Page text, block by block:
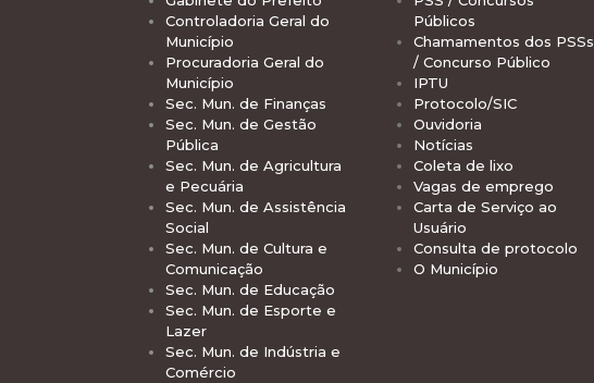
Controladoria Geral do
Município
Procuradoria Geral do
Município
Sec. Mun. de Finanças
Sec. Mun. de Gestão
Pública
Sec. Mun. de Agricultura
e Pecuária
Sec. Mun. de Assistência
Social
Sec. Mun. de Cultura e
Comunicação
Sec. Mun. de Educação
Sec. Mun. de Esporte e
Lazer
Sec. Mun. de Indústria e
Comércio
Públicos
Chamamentos dos PSSs
/ Concurso Público
IPTU
Protocolo/SIC
Ouvidoria
Notícias
Coleta de lixo
Vagas de emprego
Carta de Serviço ao
Usuário
Consulta de protocolo
O Município